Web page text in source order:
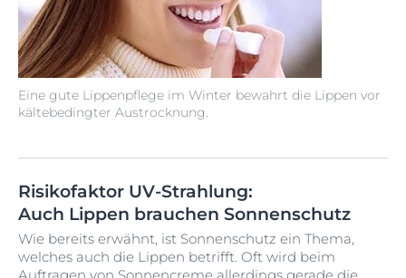
Eine gute Lippenpflege im Winter bewahrt die Lippen vor
kältebedingter Austrocknung.
Risikofaktor UV-Strahlung:
Auch Lippen brauchen Sonnenschutz
Wie bereits erwähnt, ist Sonnenschutz ein Thema,
welches auch die Lippen betrifft. Oft wird beim